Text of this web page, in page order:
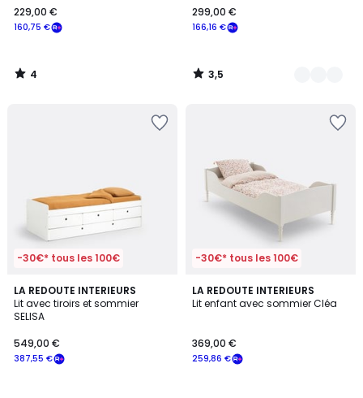
160,75 €
229,00 €
4
/
166,16 €
299,00 €
3,5
/
-30€* tous les 100€
LA REDOUTE INTERIEURS
Lit avec tiroirs et sommier
SELISA
387,55 €
549,00 €
3,9
/ 5
-30€* tous les 100€
LA REDOUTE INTERIEURS
Lit enfant avec sommier Cléa
259,86 €
369,00 €
3,5
/ 5